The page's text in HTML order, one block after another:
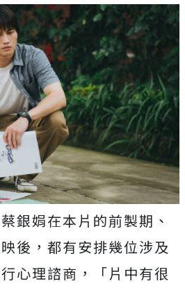
銀娟在本片的前製期、
後， 都有安排幾位涉及
心理諮商，「片中有很